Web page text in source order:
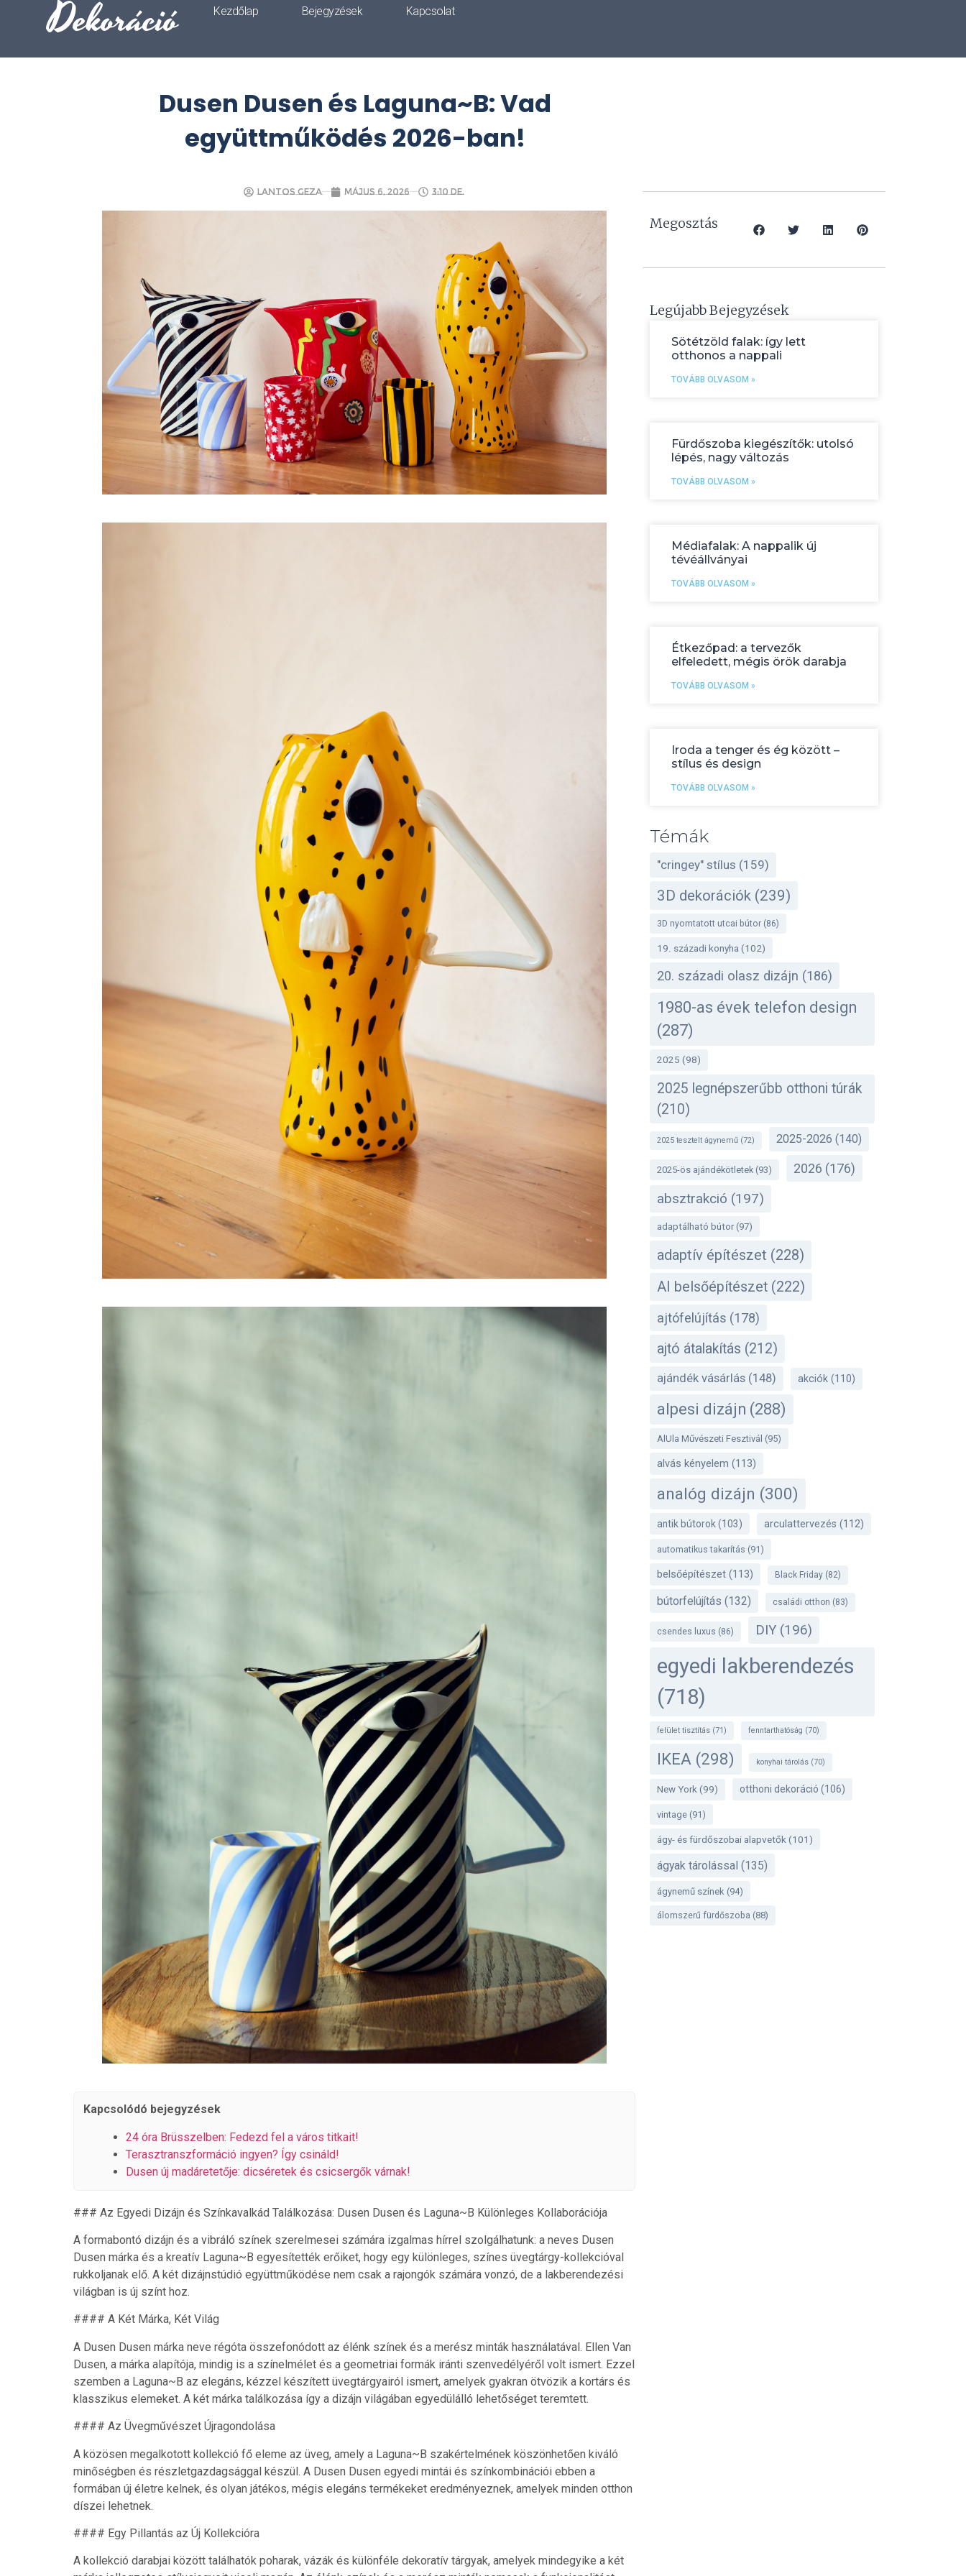
Dekoráció Kezdőlap Bejegyzések Kapcsolat
Dusen Dusen és Laguna~B: Vad
együttműködés 2026-ban!
Lantos Geza május 6, 2026 3:10 de.
Kapcsolódó bejegyzések
24 óra Brüsszelben: Fedezd fel a város titkait!
Terasztranszformáció ingyen? Így csináld!
Dusen új madáretetője: dicséretek és csicsergők várnak!
### Az Egyedi Dizájn és Színkavalkád Találkozása: Dusen Dusen és Laguna~B Különleges Kollaborációja
A formabontó dizájn és a vibráló színek szerelmesei számára izgalmas hírrel szolgálhatunk: a neves Dusen
Dusen márka és a kreatív Laguna~B egyesítették erőiket, hogy egy különleges, színes üvegtárgy-kollekcióval
rukkoljanak elő. A két dizájnstúdió együttműködése nem csak a rajongók számára vonzó, de a lakberendezési
világban is új színt hoz.
#### A Két Márka, Két Világ
A Dusen Dusen márka neve régóta összefonódott az élénk színek és a merész minták használatával. Ellen Van
Dusen, a márka alapítója, mindig is a színelmélet és a geometriai formák iránti szenvedélyéről volt ismert. Ezzel
szemben a Laguna~B az elegáns, kézzel készített üvegtárgyairól ismert, amelyek gyakran ötvözik a kortárs és
klasszikus elemeket. A két márka találkozása így a dizájn világában egyedülálló lehetőséget teremtett.
#### Az Üvegművészet Újragondolása
A közösen megalkotott kollekció fő eleme az üveg, amely a Laguna~B szakértelmének köszönhetően kiváló
minőségben és részletgazdagsággal készül. A Dusen Dusen egyedi mintái és színkombinációi ebben a
formában új életre kelnek, és olyan játékos, mégis elegáns termékeket eredményeznek, amelyek minden otthon
díszei lehetnek.
#### Egy Pillantás az Új Kollekcióra
A kollekció darabjai között találhatók poharak, vázák és különféle dekoratív tárgyak, amelyek mindegyike a két
Megosztás
Legújabb Bejegyzések
Sötétzöld falak: így lett
otthonos a nappali
TOVÁBB OLVASOM »
Fürdőszoba kiegészítők: utolsó
lépés, nagy változás
TOVÁBB OLVASOM »
Médiafalak: A nappalik új
tévéállványai
TOVÁBB OLVASOM »
Étkezőpad: a tervezők
elfeledett, mégis örök darabja
TOVÁBB OLVASOM »
Iroda a tenger és ég között –
stílus és design
TOVÁBB OLVASOM »
Témák
"cringey" stílus (159)
3D dekorációk(239)
3D nyomtatott utcai bútor(86)
19. századi konyha (102)
20. századi olasz dizájn (186)
1980-as évek telefon design
(287)
2025 (98)
2025 legnépszerűbb otthoni túrák
(210)
2025 tesztelt ágynemű(72) 2025-2026 (140)
2025-ös ajándékötletek(93) 2026 (176)
absztrakció (197)
adaptálható bútor(97)
adaptív építészet (228)
AI belsőépítészet(222)
ajtófelújítás (178)
ajtó átalakítás (212)
ajándék vásárlás(148) akciók(110)
alpesi dizájn (288)
AlUla Művészeti Fesztivál (95)
alvás kényelem (113)
analóg dizájn (300)
antik bútorok (103) arculattervezés (112)
automatikus takarítás (91)
belsőépítészet(113) Black Friday(82)
bútorfelújítás (132) családi otthon (83)
csendes luxus (86) DIY(196)
egyedi lakberendezés
(718)
felület tisztítás(71) fenntarthatóság (70)
IKEA (298) konyhai tárolás(70)
New York(99) otthoni dekoráció (106)
vintage(91)
ágy- és fürdőszobai alapvetők (101)
ágyak tárolással (135)
ágynemű színek(94)
álomszerű fürdőszoba (88)